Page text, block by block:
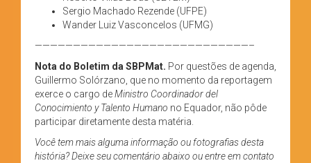
Sergio Machado Rezende (UFPE)
Wander Luiz Vasconcelos (UFMG)
————————————————————————————–
Nota do Boletim da SBPMat. Por questões de agenda,
Guillermo Solórzano, que no momento da reportagem
exerce o cargo deMinistro Coordinador del
Conocimiento y Talento Humano no Equador, não pôde
participar diretamente desta matéria.
Você tem mais alguma informação ou fotografias desta
história? Deixe seu comentário abaixo ou entre em contato